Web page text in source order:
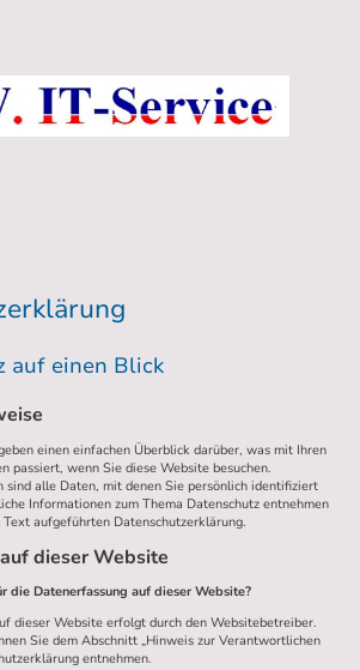
auf einen Blick
einen einfachen Überblick darüber, was mit Ihren
passiert, wenn Sie diese Website besuchen.
sind alle Daten, mit denen Sie persönlich identifiziert
Informationen zum Thema Datenschutz entnehmen
aufgeführten Datenschutzerklärung.
dieser Website
die Datenerfassung auf dieser Website?
dieser Website erfolgt durch den Websitebetreiber.
Sie dem Abschnitt „Hinweis zur Verantwortlichen
entnehmen.